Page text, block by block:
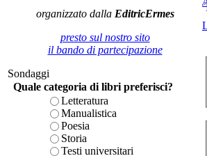
organizzato dalla EditricErmes
presto sul nostro sito
il bando di partecipazione
Sondaggi
Quale categoria di libri preferisci?
Letteratura
Manualistica
Poesia
Storia
Testi universitari